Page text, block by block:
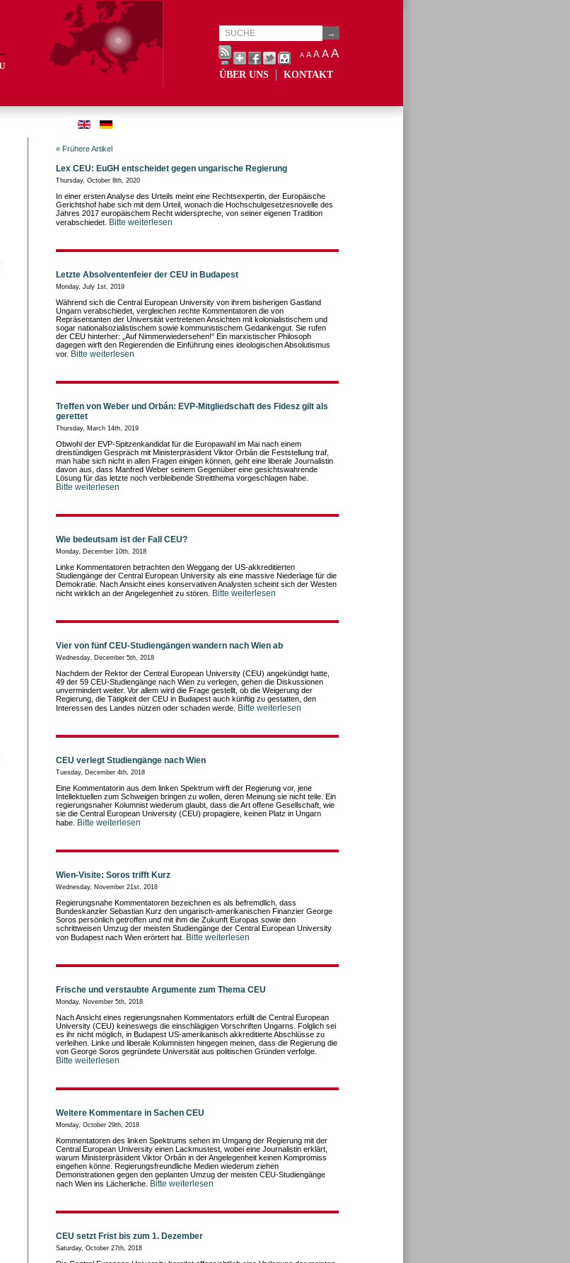
A A A AA
ÜBER UNS KONTAKT
« Frühere Artikel
Lex CEU: EuGH entscheidet gegen ungarische Regierung
Thursday, October 8th, 2020
In einer ersten Analyse des Urteils meint eine Rechtsexpertin, der Europäische
Gerichtshof habe sich mit dem Urteil, wonach die Hochschulgesetzesnovelle des
Jahres 2017 europäischem Recht widerspreche, von seiner eigenen Tradition
verabschiedet.
Bitte weiterlesen
Letzte Absolventenfeier der CEU in Budapest
Monday, July 1st, 2019
Während sich die Central European University von ihrem bisherigen Gastland
Ungarn verabschiedet, vergleichen rechte Kommentatoren die von
Repräsentanten der Universität vertretenen Ansichten mit kolonialistischem und
sogar nationalsozialistischem sowie kommunistischem Gedankengut. Sie rufen
der CEU hinterher: „Auf Nimmerwiedersehen!“ Ein marxistischer Philosoph
dagegen wirft den Regierenden die Einführung eines ideologischen Absolutismus
vor. Bitte weiterlesen
Treffen von Weber und Orbán: EVP-Mitgliedschaft des Fidesz gilt als
gerettet
Thursday, March 14th, 2019
Obwohl der EVP-Spitzenkandidat für die Europawahl im Mai nach einem
dreistündigen Gespräch mit Ministerpräsident Viktor Orbán die Feststellung traf,
man habe sich nicht in allen Fragen einigen können, geht eine liberale Journalistin
davon aus, dass Manfred Weber seinem Gegenüber eine gesichtswahrende
Lösung für das letzte noch verbleibende Streitthema vorgeschlagen habe.
Bitte weiterlesen
Wie bedeutsam ist der Fall CEU?
Monday, December 10th, 2018
Linke Kommentatoren betrachten den Weggang der US-akkreditierten
Studiengänge der Central European University als eine massive Niederlage für die
Demokratie. Nach Ansicht eines konservativen Analysten scheint sich der Westen
nicht wirklich an der Angelegenheit zu stören.
Bitte weiterlesen
Vier von fünf CEU-Studiengängen wandern nach Wien ab
Wednesday, December 5th, 2018
Nachdem der Rektor der Central European University (CEU) angekündigt hatte,
49 der 59 CEU-Studiengänge nach Wien zu verlegen, gehen die Diskussionen
unvermindert weiter. Vor allem wird die Frage gestellt, ob die Weigerung der
Regierung, die Tätigkeit der CEU in Budapest auch künftig zu gestatten, den
Interessen des Landes nützen oder schaden werde.
Bitte weiterlesen
CEU verlegt Studiengänge nach Wien
Tuesday, December 4th, 2018
Eine Kommentatorin aus dem linken Spektrum wirft der Regierung vor, jene
Intellektuellen zum Schweigen bringen zu wollen, deren Meinung sie nicht teile. Ein
regierungsnaher Kolumnist wiederum glaubt, dass die Art offene Gesellschaft, wie
sie die Central European University (CEU) propagiere, keinen Platz in Ungarn
habe.
Bitte weiterlesen
Wien-Visite: Soros trifft Kurz
Wednesday, November 21st, 2018
Regierungsnahe Kommentatoren bezeichnen es als befremdlich, dass
Bundeskanzler Sebastian Kurz den ungarisch-amerikanischen Finanzier George
Soros persönlich getroffen und mit ihm die Zukunft Europas sowie den
schrittweisen Umzug der meisten Studiengänge der Central European University
von Budapest nach Wien erörtert hat.
Bitte weiterlesen
Frische und verstaubte Argumente zum Thema CEU
Monday, November 5th, 2018
Nach Ansicht eines regierungsnahen Kommentators erfüllt die Central European
University (CEU) keineswegs die einschlägigen Vorschriften Ungarns. Folglich sei
es ihr nicht möglich, in Budapest US-amerikanisch akkreditierte Abschlüsse zu
verleihen. Linke und liberale Kolumnisten hingegen meinen, dass die Regierung die
von George Soros gegründete Universität aus politischen Gründen verfolge.
Bitte weiterlesen
Weitere Kommentare in Sachen CEU
Monday, October 29th, 2018
Kommentatoren des linken Spektrums sehen im Umgang der Regierung mit der
Central European University einen Lackmustest, wobei eine Journalistin erklärt,
warum Ministerpräsident Viktor Orbán in der Angelegenheit keinen Kompromiss
eingehen könne. Regierungsfreundliche Medien wiederum ziehen
Demonstrationen gegen den geplanten Umzug der meisten CEU-Studiengänge
nach Wien ins Lächerliche.
Bitte weiterlesen
CEU setzt Frist bis zum 1. Dezember
Saturday, October 27th, 2018